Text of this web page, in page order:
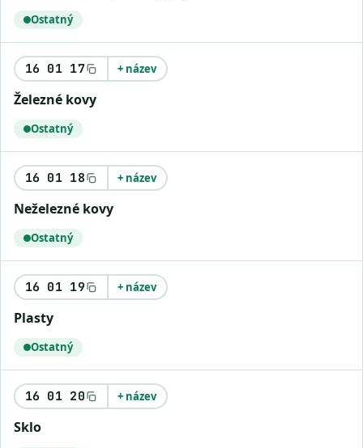
Ostatný
16 01 17 + název
železné kovy
Ostatný
16 01 18 + název
neželezné kovy
Ostatný
16 01 19 + název
plasty
Ostatný
16 01 20 + název
sklo